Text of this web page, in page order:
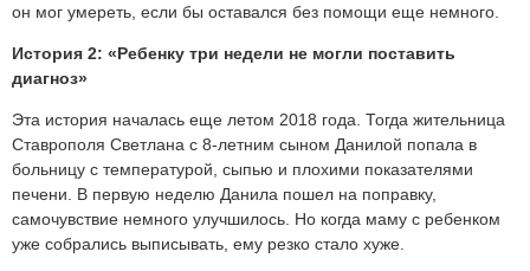
он мог умереть, если бы оставался без помощи еще немного.
История 2: «Ребенку три недели не могли поставить
диагноз»
Эта история началась еще летом 2018 года. Тогда жительница
Ставрополя Светлана с 8-летним сыном Данилой попала в
больницу с температурой, сыпью и плохими показателями
печени. В первую неделю Данила пошел на поправку,
самочувствие немного улучшилось. Но когда маму с ребенком
уже собрались выписывать, ему резко стало хуже.